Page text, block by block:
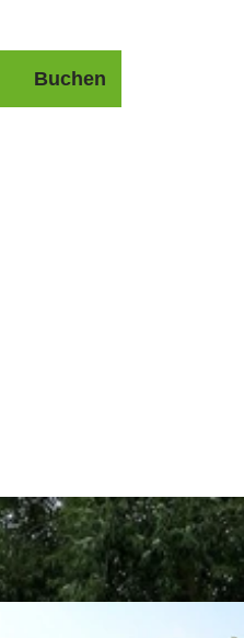
Buchen